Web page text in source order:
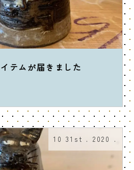
テムが届きました
10 31st . 2020 .